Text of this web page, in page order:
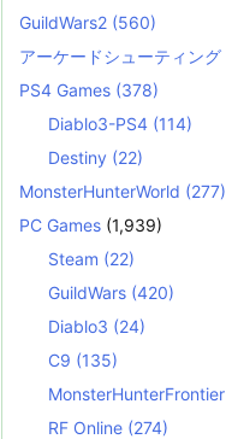
GuildWars2 (560)
アーケードシューティング
PS4 Games (378)
Diablo3-PS4 (114)
Destiny (22)
MonsterHunterWorld (277)
PC Games (1,939)
Steam (22)
GuildWars (420)
Diablo3 (24)
C9 (135)
MonsterHunterFrontier
RF Online (274)